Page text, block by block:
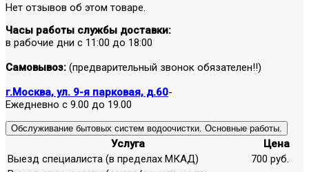
Нет отзывов об этом товаре.
Часы работы службы доставки:
в рабочие дни с 11:00 до 18:00
Самовывоз: (предварительный звонок обязателен!!)
г.Москва, ул. 9-я парковая, д.60-
Ежедневно с 9.00 до 19.00
Обслуживание бытовых систем водоочистки. Основные работы.
Услуга
Цена
Выезд специалиста (в пределах МКАД)
700 руб.